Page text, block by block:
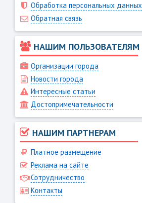
Обработка персональных данных
Обратная связь
НАШИМ ПОЛЬЗОВАТЕЛЯМ
Организации города
Новости города
Интересные статьи
Достопримечательности
НАШИМ ПАРТНЕРАМ
Платное размещение
Реклама на сайте
Сотрудничество
Контакты